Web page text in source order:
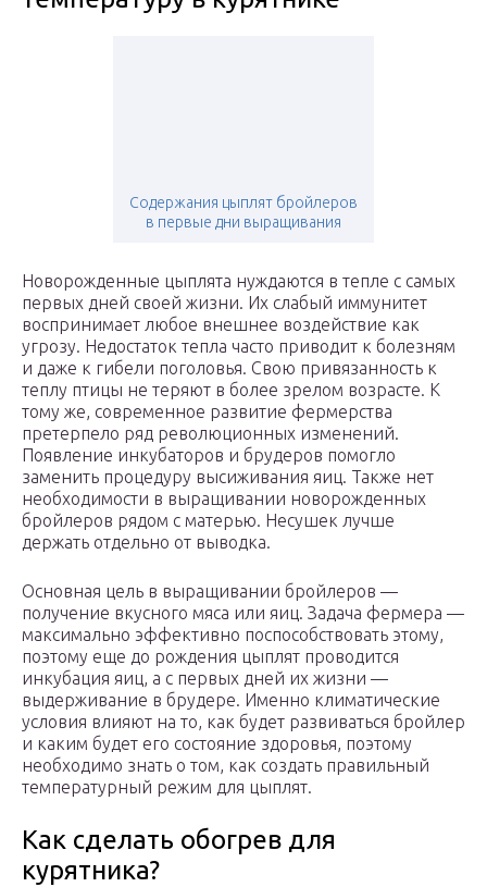
Содержания цыплят бройлеров
в первые дни выращивания
Новорожденные цыплята нуждаются в тепле с самых
первых дней своей жизни. Их слабый иммунитет
воспринимает любое внешнее воздействие как
угрозу. Недостаток тепла часто приводит к болезням
и даже к гибели поголовья. Свою привязанность к
теплу птицы не теряют в более зрелом возрасте. К
тому же, современное развитие фермерства
претерпело ряд революционных изменений.
Появление инкубаторов и брудеров помогло
заменить процедуру высиживания яиц. Также нет
необходимости в выращивании новорожденных
бройлеров рядом с матерью. Несушек лучше
держать отдельно от выводка.
Основная цель в выращивании бройлеров —
получение вкусного мяса или яиц. Задача фермера —
максимально эффективно поспособствовать этому,
поэтому еще до рождения цыплят проводится
инкубация яиц, а с первых дней их жизни —
выдерживание в брудере. Именно климатические
условия влияют на то, как будет развиваться бройлер
и каким будет его состояние здоровья, поэтому
необходимо знать о том, как создать правильный
температурный режим для цыплят.
Как сделать обогрев для
курятника?